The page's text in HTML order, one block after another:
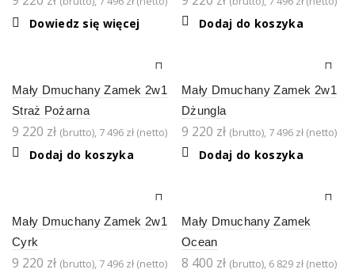
Dowiedz się więcej Dodaj do koszyka
Mały Dmuchany Zamek 2w1
Straż Pożarna
9 220 zł (brutto), 7 496 zł (netto)
Dodaj do koszyka
Mały Dmuchany Zamek 2w1
Dżungla
9 220 zł (brutto), 7 496 zł (netto)
Dodaj do koszyka
Mały Dmuchany Zamek 2w1
Cyrk
9 220 zł (brutto), 7 496 zł (netto)
Mały Dmuchany Zamek
Ocean
8 400 zł (brutto), 6 829 zł (netto)